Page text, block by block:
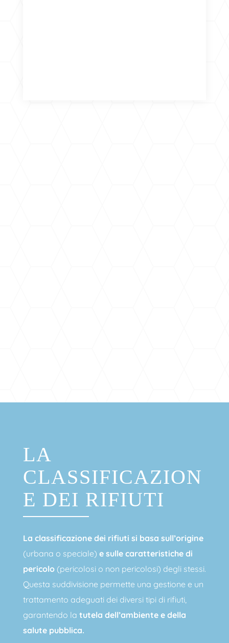
LA
CLASSIFICAZION
E DEI RIFIUTI
La classificazione dei rifiuti si basa sull’origine
(urbana o speciale) e sulle caratteristiche di
pericolo(pericolosi o non pericolosi) degli stessi.
Questa suddivisione permette una gestione e un
trattamento adeguati dei diversi tipi di rifiuti,
garantendo la tutela dell’ambiente e della
salute pubblica.